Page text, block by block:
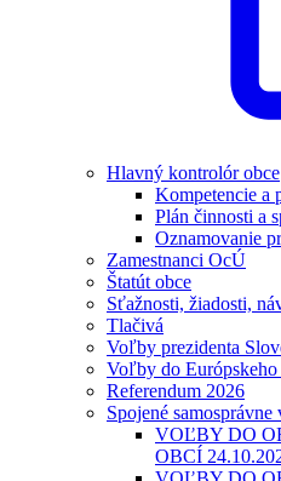
Hlavný kontrolór obce
Kompetencie a
Plán činnosti a
Oznamovanie
Zamestnanci OcÚ
Štatút obce
Sťažnosti, žiadosti,
Tlačivá
Voľby prezidenta
Voľby do Európskeho
Referendum 2026
Spojené
VOĽBY DO
OBCÍ